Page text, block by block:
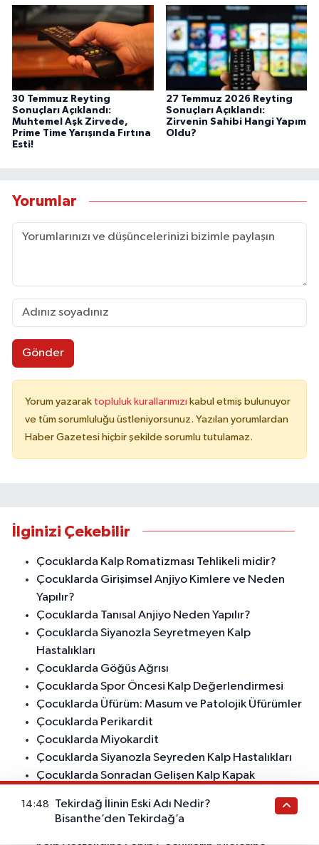
30 Temmuz Reyting
Sonuçları Açıklandı:
Muhtemel Aşk Zirvede,
Prime Time Yarışında Fırtına
Esti!
27 Temmuz 2026 Reyting
Sonuçları Açıklandı:
Zirvenin Sahibi Hangi Yapım
Oldu?
Yorumlar
Gönder
Yorum yazarak topluluk kurallarımızı kabul etmiş bulunuyor
ve tüm sorumluluğu üstleniyorsunuz. Yazılan yorumlardan
Haber Gazetesi hiçbir şekilde sorumlu tutulamaz.
İlginizi Çekebilir
Çocuklarda Kalp Romatizması Tehlikeli midir?
Çocuklarda Girişimsel Anjiyo Kimlere ve Neden
Yapılır?
Çocuklarda Tanısal Anjiyo Neden Yapılır?
Çocuklarda Siyanozla Seyretmeyen Kalp
Hastalıkları
Çocuklarda Göğüs Ağrısı
Çocuklarda Spor Öncesi Kalp Değerlendirmesi
Çocuklarda Üfürüm: Masum ve Patolojik Üfürümler
Çocuklarda Perikardit
Çocuklarda Miyokardit
Çocuklarda Siyanozla Seyreden Kalp Hastalıkları
Çocuklarda Sonradan Gelişen Kalp Kapak
Türkiye Neden Bölgenin En İyi Çocuk Kardiyoloji
14:48
Tekirdağ İlinin Eski Adı Nedir?
Bisanthe’den Tekirdağ’a